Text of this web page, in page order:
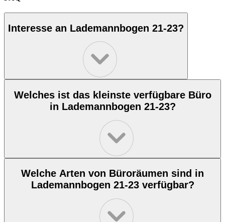
Interesse an Lademannbogen 21-23?
Welches ist das kleinste verfügbare Büro
in Lademannbogen 21-23?
Welche Arten von Büroräumen sind in
Lademannbogen 21-23 verfügbar?